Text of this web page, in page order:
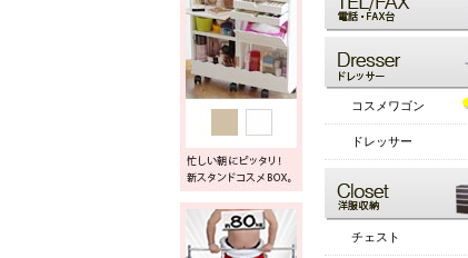
コスメワゴン
ドレッサー
チェスト